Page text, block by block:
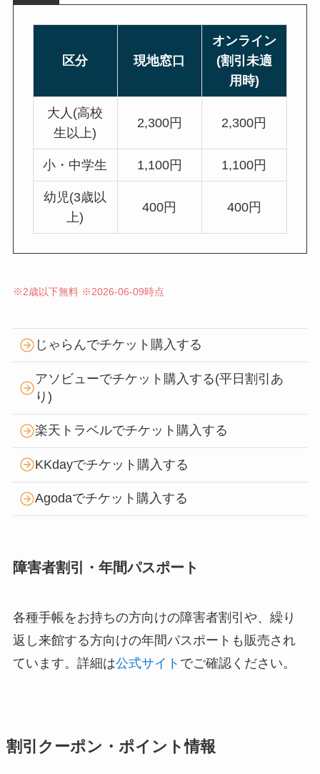
区分 現地窓口
オンライン
(割引未適
用時)
大人(高校
生以上)
2,300円 2,300円
小・中学生 1,100円 1,100円
幼児(3歳以
上)
400円 400円
※2歳以下無料 ※2026-06-09時点
じゃらんでチケット購入する
アソビューでチケット購入する(平日割引あ
り)
楽天トラベルでチケット購入する
KKdayでチケット購入する
Agodaでチケット購入する
障害者割引・年間パスポート
各種手帳をお持ちの方向けの障害者割引や、繰り
返し来館する方向けの年間パスポートも販売され
ています。詳細は公式サイト でご確認ください。
割引クーポン・ポイント情報